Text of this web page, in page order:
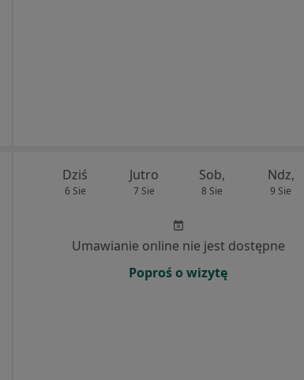
Dziś
6 Sie
Jutro
7 Sie
Sob,
8 Sie
Ndz,
9 Sie
Umawianie online nie jest dostępne
Poproś o wizytę